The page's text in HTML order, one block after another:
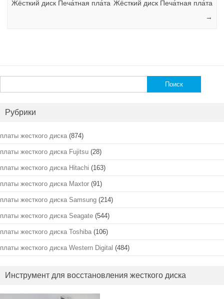
Жёсткий диск Печа́тная пла́та Жёсткий диск Печа́тная пла́та
→
Рубрики
платы жесткого диска (874)
платы жесткого диска Fujitsu (28)
платы жесткого диска Hitachi (163)
платы жесткого диска Maxtor (91)
платы жесткого диска Samsung (214)
платы жесткого диска Seagate (544)
платы жесткого диска Toshiba (106)
платы жесткого диска Western Digital (484)
Инструмент для восстановления жесткого диска